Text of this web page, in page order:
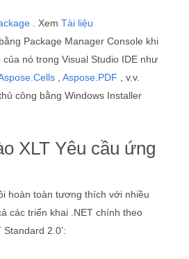
. Xem Tài liệu
Package Manager Console khi
của nó trong Visual Studio IDE như
Aspose.PDF , v.v.
công bằng Windows Installer
XLT Yêu cầu ứng
hoàn toàn tương thích với nhiều
các triển khai .NET chính theo
2.0’: